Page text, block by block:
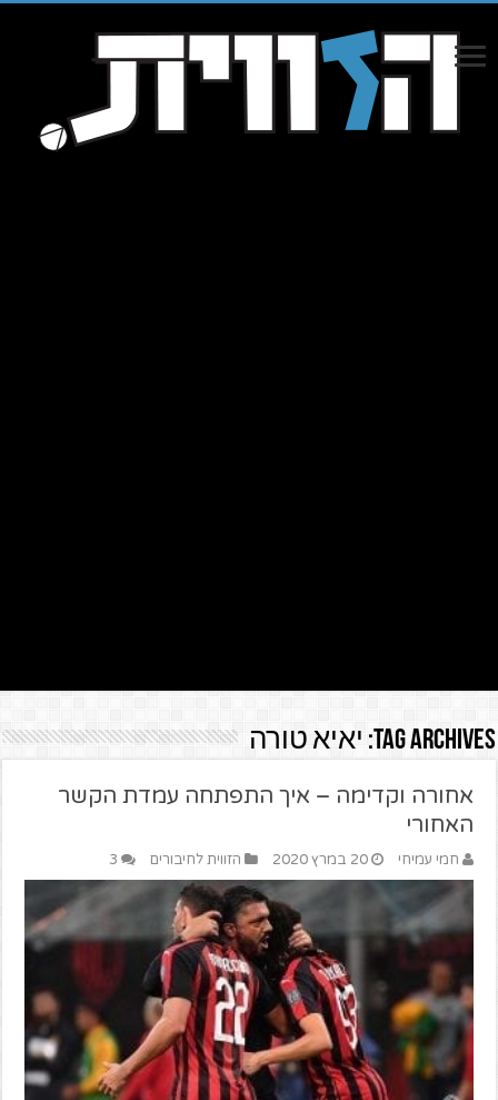
Tag Archives: יאיא טורה
אחורה וקדימה – איך התפתחה עמדת הקשר
האחורי
חמי עמיחי 20 במרץ 2020 הזווית לחיבורים 3